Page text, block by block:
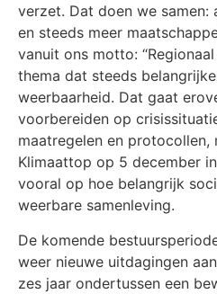
verzet. Dat doen we samen:
en steeds meer
vanuit ons motto:
thema dat steeds
weerbaarheid. Dat gaat
voorbereiden op
maatregelen en protocollen,
Klimaattop op 5 december
vooral op hoe belangrijk
weerbare samenleving.
De komende
weer nieuwe uitdagingen
zes jaar ondertussen een